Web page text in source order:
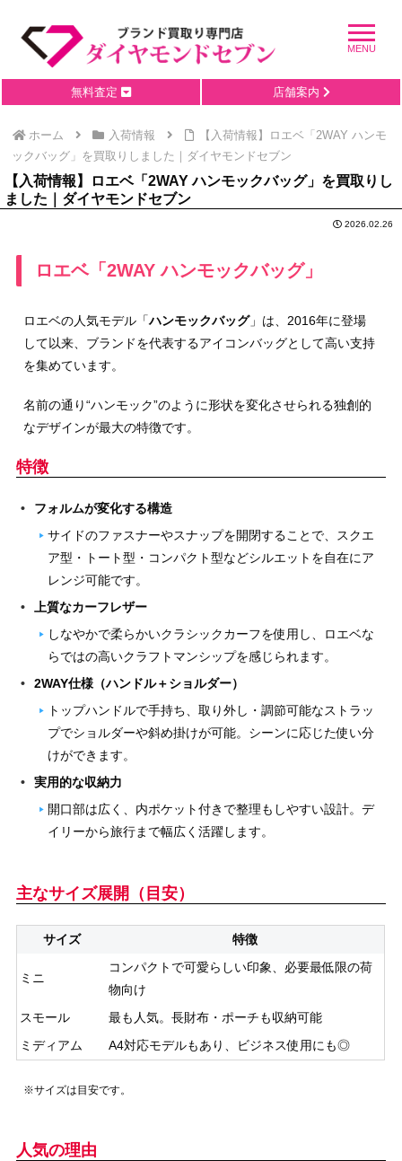
無料査定 店舗案内
ホーム 入荷情報
【入荷情報】ロエベ「2WAY ハンモ
ックバッグ」を買取りしました｜ダイヤモンドセブン
【入荷情報】ロエベ「2WAY ハンモックバッグ」を買取りし
ました｜ダイヤモンドセブン
2026.02.26
ロエベ「2WAY ハンモックバッグ」
ロエベの人気モデル「ハンモックバッグ」は、2016年に登場
して以来、ブランドを代表するアイコンバッグとして高い支持
を集めています。
名前の通り“ハンモック”のように形状を変化させられる独創的
なデザインが最大の特徴です。
特徴
フォルムが変化する構造
サイドのファスナーやスナップを開閉することで、スクエ
ア型・トート型・コンパクト型などシルエットを自在にア
レンジ可能です。
上質なカーフレザー
しなやかで柔らかいクラシックカーフを使用し、ロエベな
らではの高いクラフトマンシップを感じられます。
2WAY仕様（ハンドル＋ショルダー）
トップハンドルで手持ち、取り外し・調節可能なストラッ
プでショルダーや斜め掛けが可能。シーンに応じた使い分
けができます。
実用的な収納力
開口部は広く、内ポケット付きで整理もしやすい設計。デ
イリーから旅行まで幅広く活躍します。
主なサイズ展開（目安）
サイズ 特徴
ミニ
コンパクトで可愛らしい印象、必要最低限の荷
物向け
スモール
最も人気。長財布・ポーチも収納可能
ミディアム
A4対応モデルもあり、ビジネス使用にも◎
※サイズは目安です。
人気の理由